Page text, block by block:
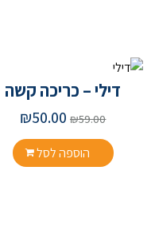
דילי – כריכה קשה
₪59.00
₪50.00
הוספה לסל